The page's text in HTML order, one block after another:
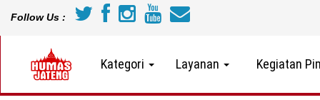
Follow Us :
Kategori Layanan Kegiatan